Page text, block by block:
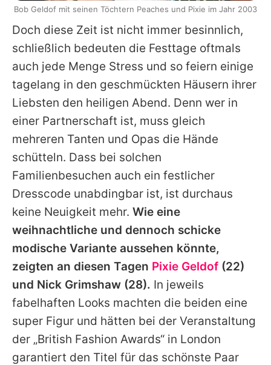
Doch diese Zeit ist nicht immer besinnlich,
schließlich bedeuten die Festtage oftmals
auch jede Menge Stress und so feiern einige
tagelang in den geschmückten Häusern ihrer
Liebsten den heiligen Abend. Denn wer in
einer Partnerschaft ist, muss gleich
mehreren Tanten und Opas die Hände
schütteln. Dass bei solchen
Familienbesuchen auch ein festlicher
Dresscode unabdingbar ist, ist durchaus
keine Neuigkeit mehr. Wie eine
weihnachtliche und dennoch schicke
modische Variante aussehen könnte,
zeigten an diesen Tagen Pixie Geldof (22)
und Nick Grimshaw (28). In jeweils
fabelhaften Looks machten die beiden eine
super Figur und hätten bei der Veranstaltung
der „British Fashion Awards“ in London
garantiert den Titel für das schönste Paar
Bob Geldof mit seinen Töchtern Peaches und Pixie im Jahr 2003